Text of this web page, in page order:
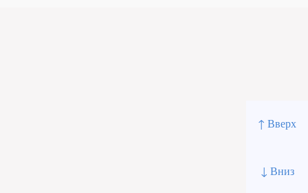
↑ Вверх
↓ Вниз